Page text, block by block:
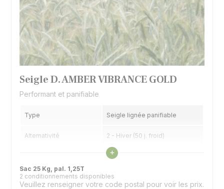
Seigle D. AMBER VIBRANCE GOLD
Performant et panifiable
Type Seigle lignée panifiable
Alternativité 2 - Hiver (50 j. froid)
6 - 1/2 précoce
Voir les caractéristiques
+
Sac 25 Kg, pal. 1,25T
2 conditionnements disponibles
Veuillez renseigner votre code postal pour voir les prix.